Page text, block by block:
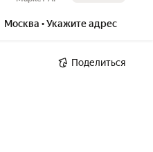
Москва • Укажите адрес
Поделиться